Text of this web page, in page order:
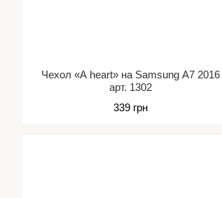
Чехол «A heart» на Samsung A7 2016
арт. 1302
339 грн